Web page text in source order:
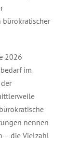
bürokratischer
2026
im
nennen
– die Vielzahl